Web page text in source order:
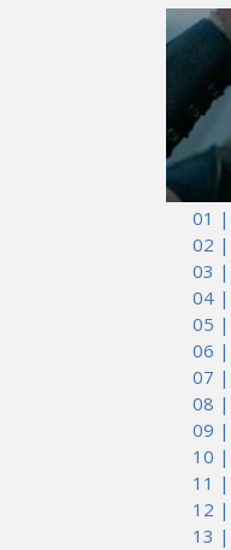
01 |
02 |
03 |
04 |
05 |
06 |
07 |
08 |
09 |
10 |
11 |
12 |
13 |